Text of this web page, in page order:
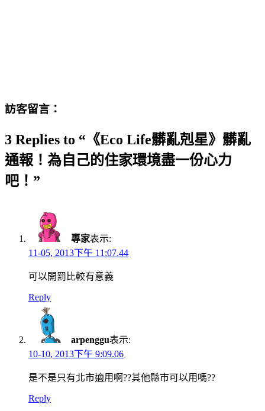
訪客留言：
3 Replies to “《Eco Life髒亂剋星》髒亂
通報！為自己的住家環境盡一份心力
吧！”
專家表示:
11-05, 2013下午 11:07.44
可以開罰比較有意義
Reply
arpenggu表示:
10-10, 2013下午 9:09.06
是不是只有北市適用啊??其他縣市可以用嗎??
Reply